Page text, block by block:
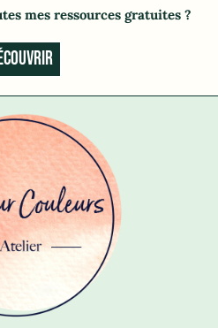
mes ressources gratuites ?